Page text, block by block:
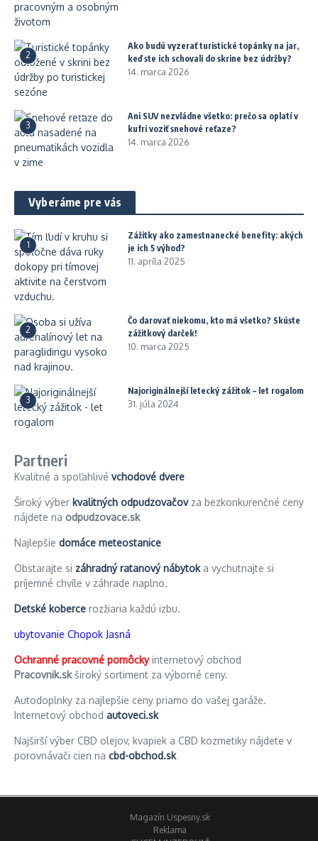
2
Ako budú vyzerať turistické topánky na jar,
keď ste ich schovali do skrine bez údržby?
14. marca 2026
3
Ani SUV nezvládne všetko: prečo sa oplatí v
kufri voziť snehové reťaze?
14. marca 2026
Vyberáme pre vás
1
Zážitky ako zamestnanecké benefity: akých
je ich 5 výhod?
11. apríla 2025
2
Čo darovať niekomu, kto má všetko? Skúste
zážitkový darček!
10. marca 2025
3
Najoriginálnejší letecký zážitok – let rogalom
31. júla 2024
Partneri
Kvalitné a spoľahlivé vchodové dvere
Široký výber kvalitných odpudzovačovza bezkonkurenčné ceny
nájdete na odpudzovace.sk
Najlepšie domáce meteostanice
Obstarajte si záhradný ratanový nábytoka vychutnajte si
príjemné chvíle v záhrade naplno.
Detské koberce rozžiaria každú izbu.
ubytovanie Chopok Jasná
Ochranné pracovné pomôckyinternetový obchod
Pracovnik.skširoký sortiment za výborné ceny.
Autodoplnky za najlepšie ceny priamo do vašej garáže.
Internetový obchod autoveci.sk
Najširší výber CBD olejov, kvapiek a CBD kozmetiky nájdete v
porovnávači cien na cbd-obchod.sk
Magazín Uspesny.sk
Reklama